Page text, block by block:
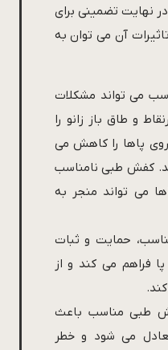
نهایت تضمینی برای
آن می توان به
می تواند مشکلات
و طاق باز زانو را
پاها را کاهش می
کفش طبی نامناسب
می تواند منجر به
حمایت و ثبات
فراهم می کند و از
طبی مناسب باعث
می شود و خطر